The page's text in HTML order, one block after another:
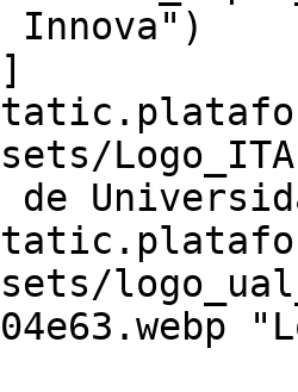
Innova")